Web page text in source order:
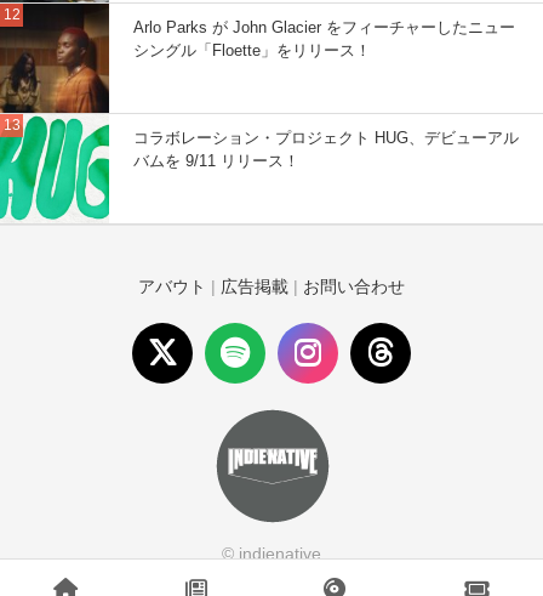
Arlo Parks が John Glacier をフィーチャーしたニュー
シングル「Floette」をリリース！
コラボレーション・プロジェクト HUG、デビューアル
バムを 9/11 リリース！
アバウト | 広告掲載 | お問い合わせ
© indienative